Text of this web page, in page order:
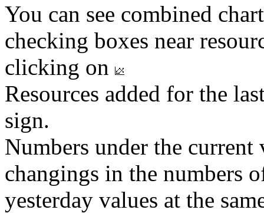
You can see combined
checking boxes near
clicking on
Resources added for the
sign.
Numbers under the
changings in the numbers
yesterday values at the